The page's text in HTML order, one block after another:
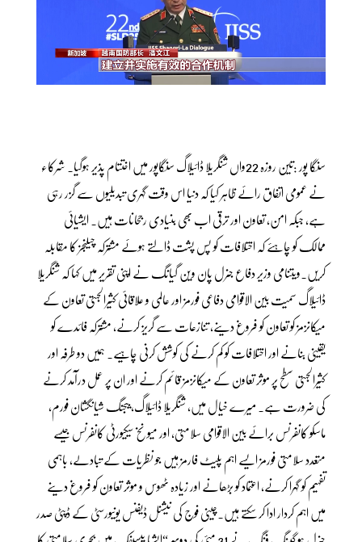
سنگا پور :تین روزہ 22واں شنگریلا ڈائیلاگ سنگاپور میں اختتام پذیر ہوگیا۔ شرکاء
نے عمومی اتفاق رائے ظاہر کیا کہ دنیا اس وقت گہری تبدیلیوں سے گزر رہی
ہے، جبکہ امن، تعاون اور ترقی اب بھی بنیادی رجحانات ہیں۔ ایشیائی
ممالک کو چاہئے کہ اختلافات کو پس پشت ڈالتے ہوئے مشترکہ چیلنجز کا مقابلہ
کریں۔ویتنامی وزیر دفاع جنرل پان وین گیانگ نے اپنی تقریر میں کہا کہ شنگریلا
ڈائیلاگ سمیت بین الاقوامی دفاعی فورمز اور عالمی و علاقائی کثیرالجہتی تعاون کے
میکانزمز کو تعاون کو فروغ دینے، تنازعات سے گریز کرنے، مشترکہ فائدے کو
یقینی بنانے اور اختلافات کو کم کرنے کی کوشش کرنی چاہیے۔ ہمیں دو طرفہ اور
کثیرالجہتی سطح پر موثر تعاون کے میکانزمز قائم کرنے اور ان پر عمل درآمد کرنے
کی ضرورت ہے۔ میرے خیال میں، شنگریلا ڈائیلاگ، بیجنگ شیانگشان فورم،
ماسکو کانفرنس برائے بین الاقوامی سلامتی، اور میونخ سیکیورٹی کانفرنس جیسے
متعدد سلامتی فورمز ایسے اہم پلیٹ فارمز ہیں جو نظریات کے تبادلے، باہمی
تفہیم کو گہرا کرنے، اعتماد کو بڑھانے اور زیادہ ٹھوس و موثر تعاون کو فروغ دینے
میں اہم کردار ادا کر سکتے ہیں۔چینی فوج کی نیشنل ڈیفنس یونیورسٹی کے ڈپٹی صدر